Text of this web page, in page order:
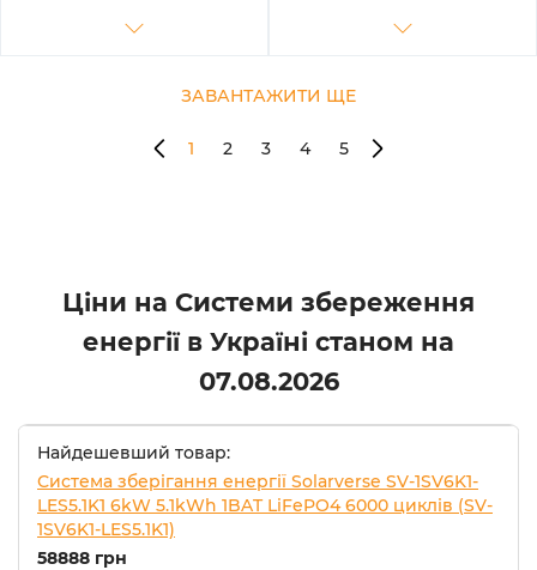
ЗАВАНТАЖИТИ ЩЕ
1 2 3 4 5
Ціни на Системи збереження
енергії в Україні станом на
07.08.2026
Найдешевший товар:
Система зберігання енергії Solarverse SV-1SV6K1-
LES5.1K1 6kW 5.1kWh 1BAT LiFePO4 6000 циклів (SV-
1SV6K1-LES5.1K1)
58888 грн